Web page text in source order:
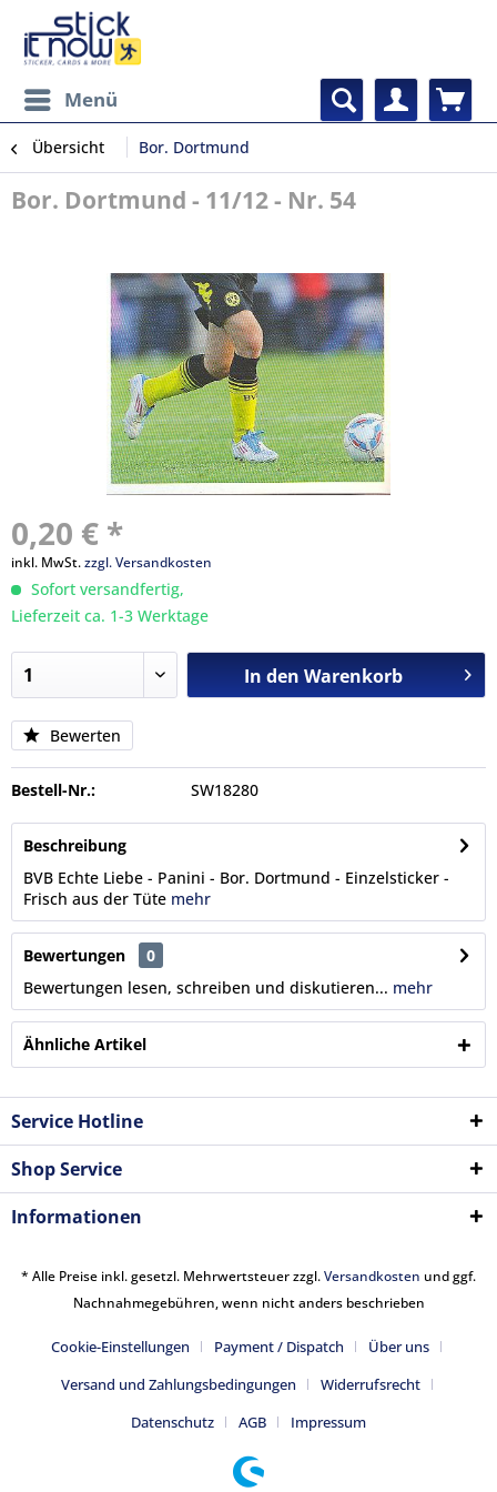
Menü
Übersicht Bor. Dortmund
Bor. Dortmund - 11/12 - Nr. 54
0,20 € *
inkl. MwSt.zzgl. Versandkosten
Sofort versandfertig,
Lieferzeit ca. 1-3 Werktage
In den Warenkorb
Bewerten
Bestell-Nr.: SW18280
Beschreibung
BVB Echte Liebe - Panini - Bor. Dortmund - Einzelsticker -
Frisch aus der Tüte mehr
Bewertungen
0
Bewertungen lesen, schreiben und diskutieren... mehr
Ähnliche Artikel
Service Hotline
Shop Service
Informationen
* Alle Preise inkl. gesetzl. Mehrwertsteuer zzgl.Versandkosten und ggf.
Nachnahmegebühren, wenn nicht anders beschrieben
Cookie-Einstellungen Payment / Dispatch
Über uns
Versand und Zahlungsbedingungen
Widerrufsrecht
Datenschutz
AGB Impressum